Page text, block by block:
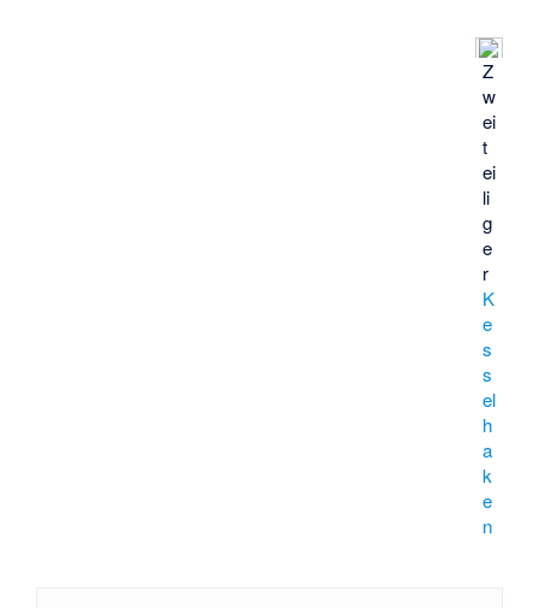
Z
w
ei
t
ei
li
g
e
r
K
e
s
s
el
h
a
k
e
n